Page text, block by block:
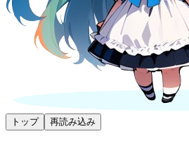
トップ 再読み込み